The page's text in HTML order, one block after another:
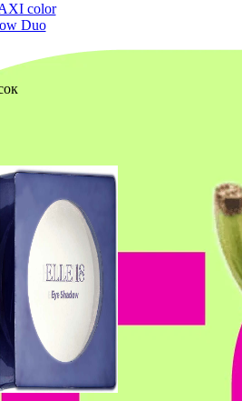
color
Duo